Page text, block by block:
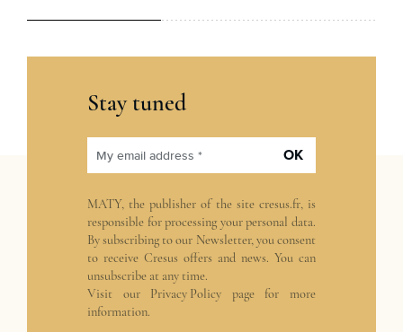
Stay tuned
My email address * OK
MATY, the publisher of the site cresus.fr, is
responsible for processing your personal data.
By subscribing to our Newsletter, you consent
to receive Cresus offers and news. You can
unsubscribe at any time.
Visit our Privacy Policy page for more
information.